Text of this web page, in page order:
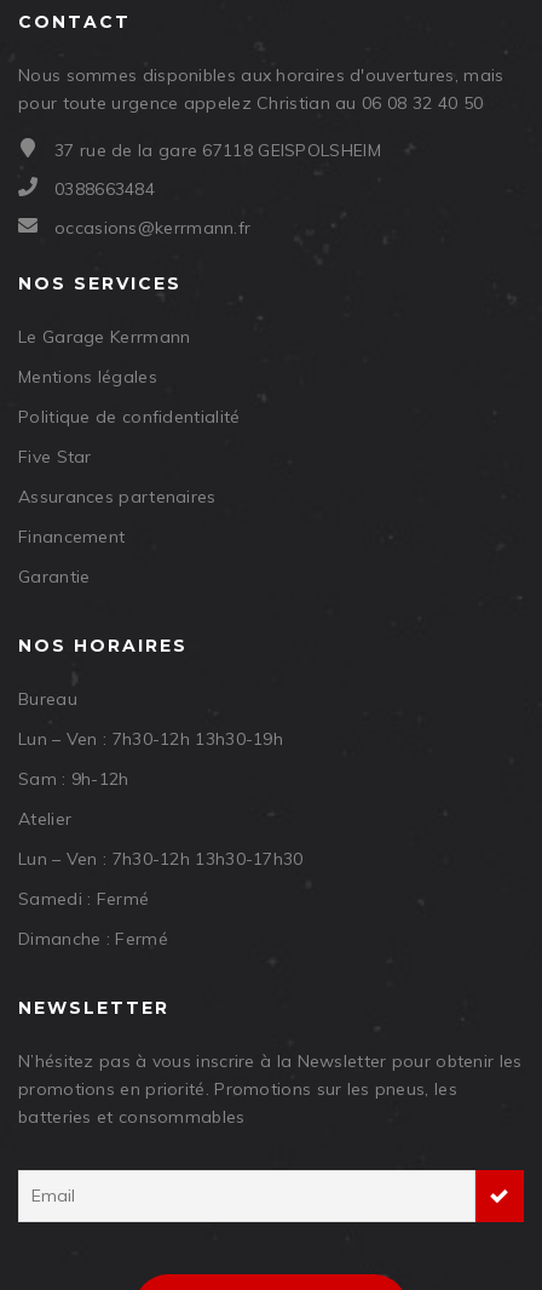
CONTACT
Nous sommes disponibles aux horaires d'ouvertures, mais
pour toute urgence appelez Christian au 06 08 32 40 50
37 rue de la gare 67118 GEISPOLSHEIM
0388663484
occasions@kerrmann.fr
NOS SERVICES
Le Garage Kerrmann
Mentions légales
Politique de confidentialité
Five Star
Assurances partenaires
Financement
Garantie
NOS HORAIRES
Bureau
Lun – Ven : 7h30-12h 13h30-19h
Sam : 9h-12h
Atelier
Lun – Ven : 7h30-12h 13h30-17h30
Samedi : Fermé
Dimanche : Fermé
NEWSLETTER
N’hésitez pas à vous inscrire à la Newsletter pour obtenir les
promotions en priorité. Promotions sur les pneus, les
batteries et consommables